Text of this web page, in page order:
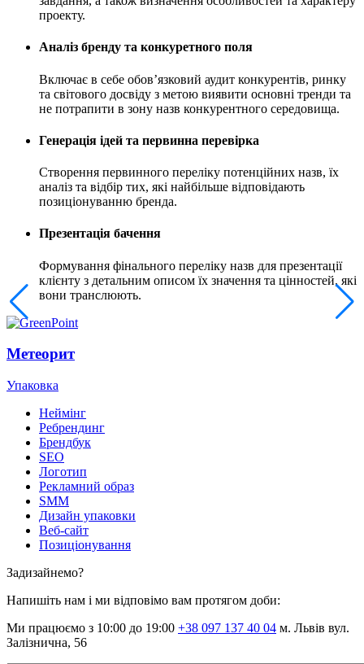
проекту.
Аналіз бренду та конкуретного поля
Включає в себе обов’язковий аудит конкурентів, ринку
та світового досвіду з метою виявити основні тренди та
не потрапити в зону назв конкурентного середовища.
Генерація ідей та первинна перевірка
Створення первинного переліку потенційних назв, їх
аналіз та відбір тих, які найбільше відповідають
позиціонуванню бренда.
Презентація бачення
Формування фінального переліку назв для презентації
клієнту з детальним описом їх значення та цінностей, які
вони транслюють.
Метеорит
Упаковка
Неймінг
Ребрендинг
Брендбук
SEO
Логотип
Рекламний образ
SMM
Дизайн упаковки
Веб-сайт
Позиціонування
Задизайнемо?
Напишіть нам і ми відповімо вам протягом доби:
Ми працюємо з 10:00 до 19:00 +38 097 137 40 04 м. Львів вул.
Залізнична, 56